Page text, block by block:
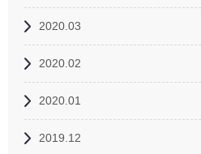
2020.03
2020.02
2020.01
2019.12